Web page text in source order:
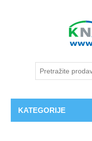
KATEGORIJE